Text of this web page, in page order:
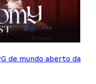
de mundo aberto da